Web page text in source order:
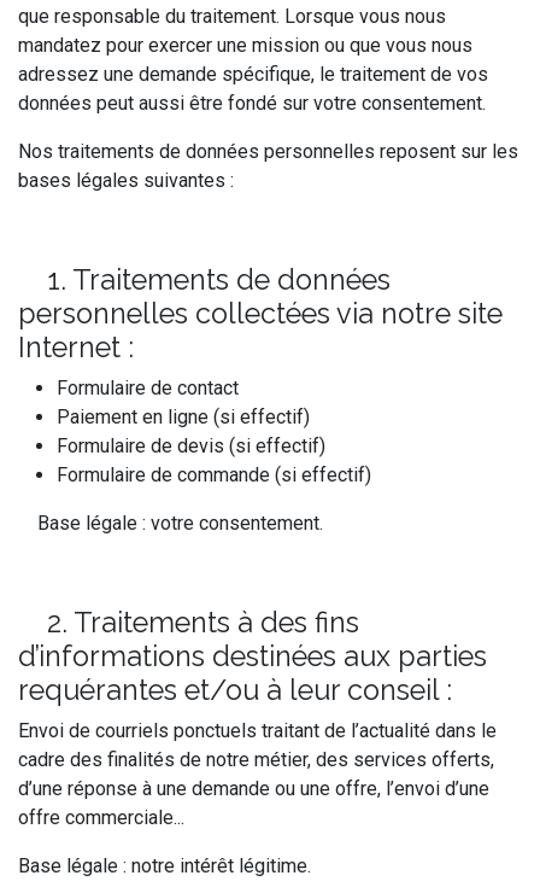
que responsable du traitement. Lorsque vous nous
mandatez pour exercer une mission ou que vous nous
adressez une demande spécifique, le traitement de vos
données peut aussi être fondé sur votre consentement.
Nos traitements de données personnelles reposent sur les
bases légales suivantes :
1. Traitements de données
personnelles collectées via notre site
Internet :
Formulaire de contact
Paiement en ligne (si effectif)
Formulaire de devis (si effectif)
Formulaire de commande (si effectif)
Base légale : votre consentement.
2. Traitements à des fins
d’informations destinées aux parties
requérantes et/ou à leur conseil :
Envoi de courriels ponctuels traitant de l’actualité dans le
cadre des finalités de notre métier, des services offerts,
d’une réponse à une demande ou une offre, l’envoi d’une
offre commerciale...
Base légale : notre intérêt légitime.